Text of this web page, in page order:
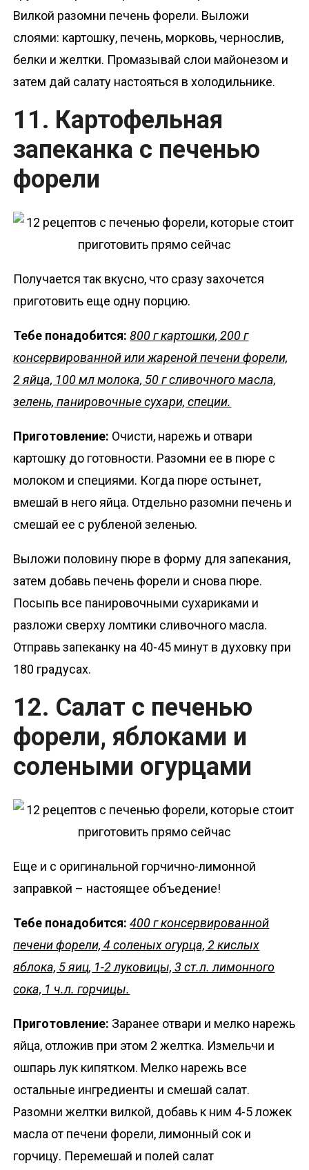
Вилкой разомни печень форели. Выложи
слоями: картошку, печень, морковь, чернослив,
белки и желтки. Промазывай слои майонезом и
затем дай салату настояться в холодильнике.
11. Картофельная
запеканка с печенью
форели
Получается так вкусно, что сразу захочется
приготовить еще одну порцию.
Тебе понадобится:800 г картошки, 200 г
консервированной или жареной печени форели,
2 яйца, 100 мл молока, 50 г сливочного масла,
зелень, панировочные сухари, специи.
Приготовление: Очисти, нарежь и отвари
картошку до готовности. Разомни ее в пюре с
молоком и специями. Когда пюре остынет,
вмешай в него яйца. Отдельно разомни печень и
смешай ее с рубленой зеленью.
Выложи половину пюре в форму для запекания,
затем добавь печень форели и снова пюре.
Посыпь все панировочными сухариками и
разложи сверху ломтики сливочного масла.
Отправь запеканку на 40-45 минут в духовку при
180 градусах.
12. Салат с печенью
форели, яблоками и
солеными огурцами
Еще и с оригинальной горчично-лимонной
заправкой – настоящее объедение!
Тебе понадобится:400 г консервированной
печени форели, 4 соленых огурца, 2 кислых
яблока, 5 яиц, 1-2 луковицы, 3 ст.л. лимонного
сока, 1 ч.л. горчицы.
Приготовление: Заранее отвари и мелко нарежь
яйца, отложив при этом 2 желтка. Измельчи и
ошпарь лук кипятком. Мелко нарежь все
остальные ингредиенты и смешай салат.
Разомни желтки вилкой, добавь к ним 4-5 ложек
масла от печени форели, лимонный сок и
горчицу. Перемешай и полей салат